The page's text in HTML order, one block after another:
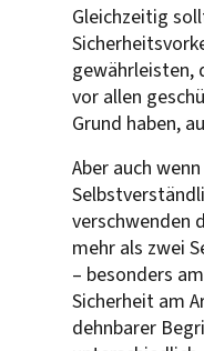
Gleichzeitig
gewährleisten,
vor allen
Grund haben,
Aber auch
verschwenden
mehr als zwei
– besonders
Sicherheit am
dehnbarer